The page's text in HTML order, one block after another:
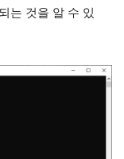
는 것을 알 수 있